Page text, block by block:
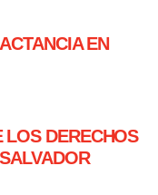
EN
LOS DERECHOS